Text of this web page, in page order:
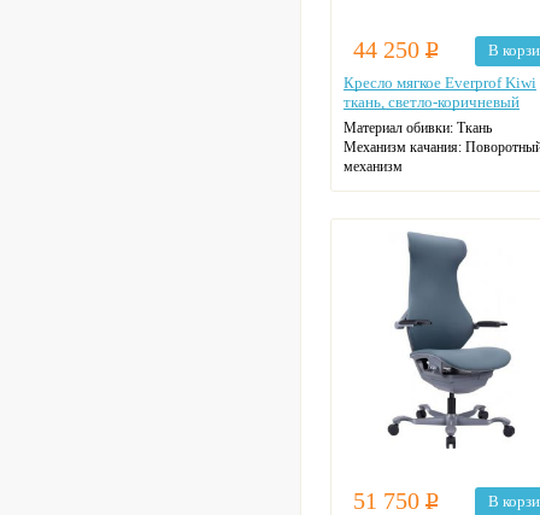
44 250 Р
В
Кресло мягкое Everprof Kiwi
ткань, светло-коричневый
Материал обивки: Ткань
Механизм качания:
механизм
51 750 Р
В